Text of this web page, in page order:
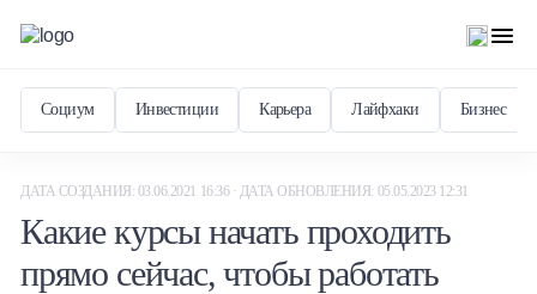
Социум Инвестиции Карьера Лайфхаки Бизнес
ДАТА СОЗДАНИЯ: 03.06.2021 16:36 · ДАТА ОБНОВЛЕНИЯ: 05.05.2023 12:31
Какие курсы начать проходить
прямо сейчас, чтобы работать